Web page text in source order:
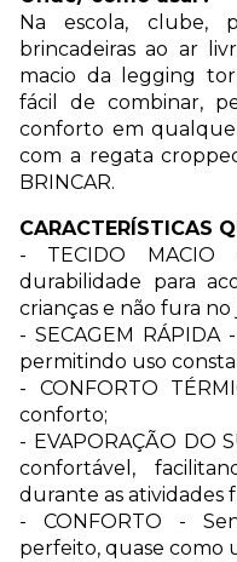
Na escola, clube,
brincadeiras ao ar
macio da legging
fácil de combinar,
conforto em
com a regata
BRINCAR.
CARACTERÍSTICAS
- TECIDO
durabilidade para
crianças e não fura no
- SECAGEM
permitindo uso
- CONFORTO
conforto;
- EVAPORAÇÃO DO
confortável,
durante as atividades
- CONFORTO -
perfeito, quase como